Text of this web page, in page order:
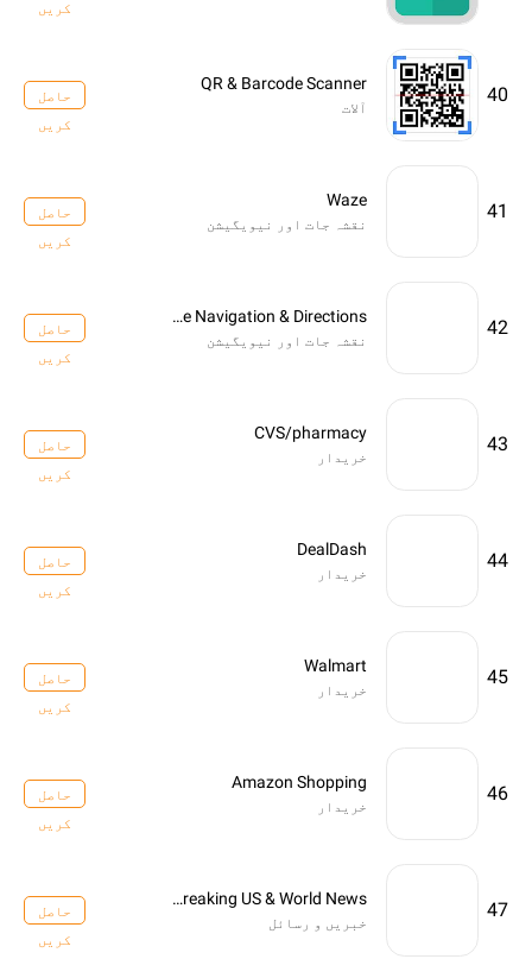
کریں
40
QR & Barcode Scanner
آلات
حاصل
کریں
41
Waze
نقشہ جات اور نیویگیشن
حاصل
کریں
42
GPS, Maps, Voice Navigation & Directions
نقشہ جات اور نیویگیشن
حاصل
کریں
43
CVS/pharmacy
خریدار
حاصل
کریں
44
DealDash
خریدار
حاصل
کریں
45
Walmart
خریدار
حاصل
کریں
46
Amazon Shopping
خریدار
حاصل
کریں
47
CNN Breaking US & World News
خبریں و رسائل
حاصل
کریں